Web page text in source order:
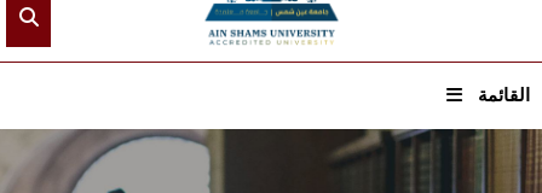
القائمة
الرئيسيـة